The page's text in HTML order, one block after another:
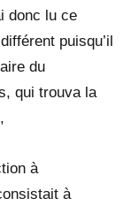
donc lu ce
puisqu’il
du
qui trouva la
à
à